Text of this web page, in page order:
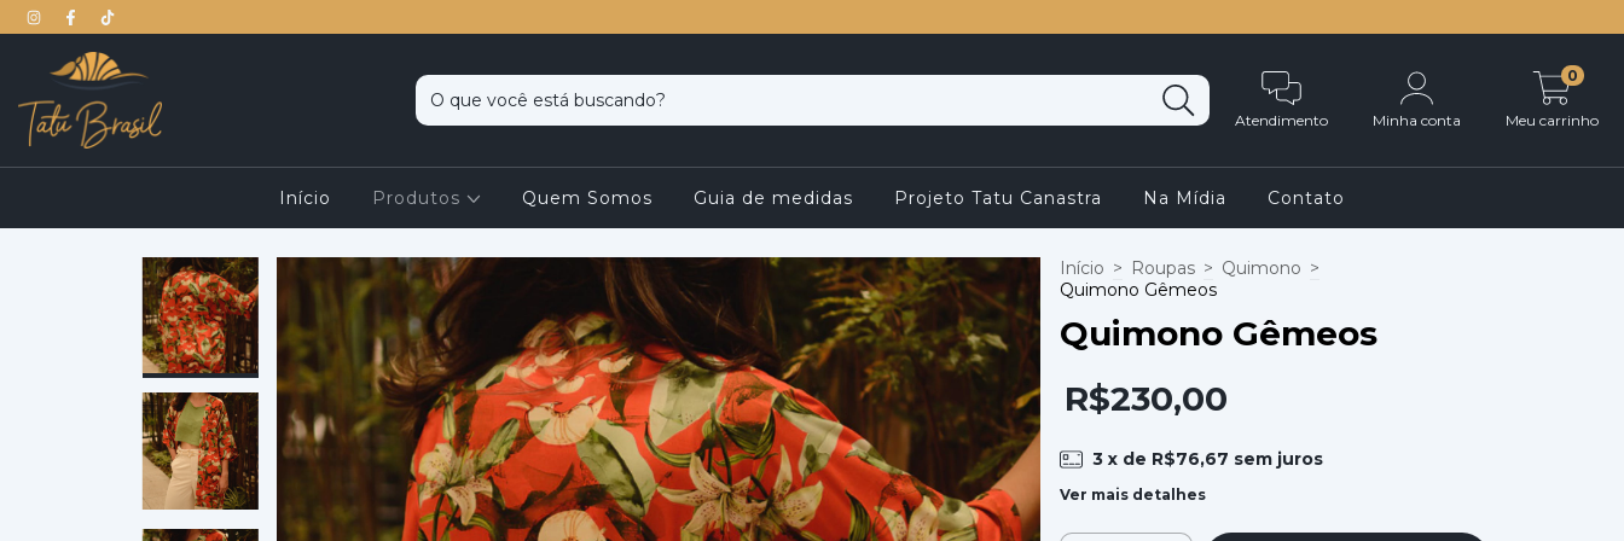
Atendimento Minha conta Meu carrinho
0
Início Produtos Quem Somos Guia de medidas Projeto Tatu Canastra Na Mídia Contato
Início > Roupas > Quimono >
Quimono Gêmeos
Quimono Gêmeos
R$230,00
3 x de R$76,67 sem juros
Ver mais detalhes